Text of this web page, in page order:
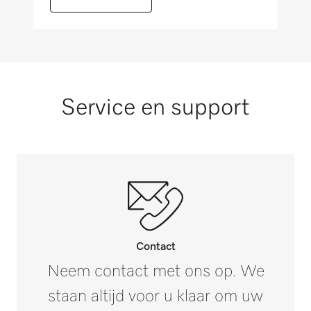
i
i
Noodschakelaar
i
Service en support
Contact
Neem contact met ons op. We
staan altijd voor u klaar om uw